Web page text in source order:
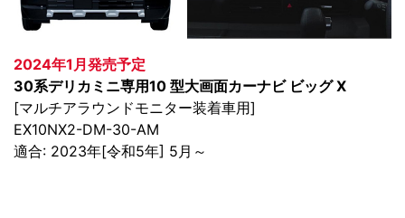
2024年1月発売予定
30系デリカミニ専用10 型大画面カーナビ ビッグ X
[マルチアラウンドモニター装着車用]
EX10NX2-DM-30-AM
適合: 2023年[令和5年] 5月～